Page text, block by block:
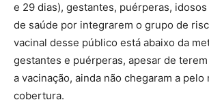
e 29 dias), gestantes, puérperas,
de saúde por integrarem o grupo de
vacinal desse público está abaixo da
gestantes e puérperas, apesar de
a vacinação, ainda não chegaram a pelo
cobertura.